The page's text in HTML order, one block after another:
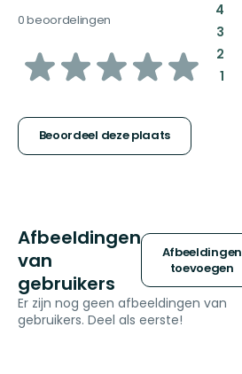
0 beoordelingen
van
sterren
Beoordeel deze plaats
4:
3:
2:
1:
Afbeeldingen
van
gebruikers
Afbeeldingen
toevoegen
Er zijn nog geen afbeeldingen van
gebruikers. Deel als eerste!